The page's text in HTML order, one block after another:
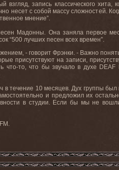
взгляд, запись классического
несет с собой массу сложностей.
мнение”.
Мадонны. Она заняла первое
“500 лучших песен всех времен”.
- говорит Фрэнки. - Важно
присутствуют на записи,
то, что бы звучало в духе DEAF
в течение 10 месяцев. Дух группы
и предложил их
в студии. Если бы мы не